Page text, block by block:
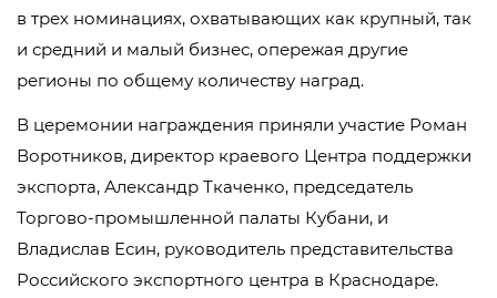
в трех номинациях, охватывающих как крупный, так
и средний и малый бизнес, опережая другие
регионы по общему количеству наград.
В церемонии награждения приняли участие Роман
Воротников, директор краевого Центра поддержки
экспорта, Александр Ткаченко, председатель
Торгово-промышленной палаты Кубани, и
Владислав Есин, руководитель представительства
Российского экспортного центра в Краснодаре.